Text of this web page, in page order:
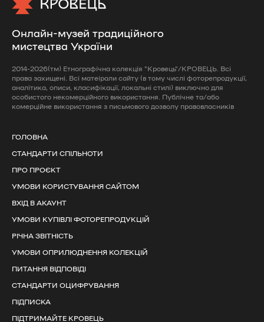
Онлайн-музей традиційного
мистецтва України
2014-2026(тм) Етнографічна колекція "Кровець"/КРОВЕЦЬ. Всі
права захищені. Всі матеірали сайту (в тому числі фоторепродукції,
аналітика, описи, класифікації, локальні стилі) виключно для
особистого некомерційного використання. Публічне та/або
комерційне використання з письмового дозволу правовласників
ГОЛОВНА
СТАНДАРТИ СПІЛЬНОТИ
ПРО ПРОЄКТ
УМОВИ КОРИСТУВАННЯ САЙТОМ
ВХІД В АКАУНТ
УМОВИ КУПІВЛІ ФОТОРЕПРОДУКЦІЙ
РІЧНА ЗВІТНІСТЬ
УМОВИ ОПРИЛЮДНЕННЯ КОЛЕКЦІЙ
ПИТАННЯ ВІДПОВІДІ
СТАНДАРТИ ОЦИФРУВАННЯ
ПІДПИСКА
ПІДТРИМАЙТЕ КРОВЕЦЬ